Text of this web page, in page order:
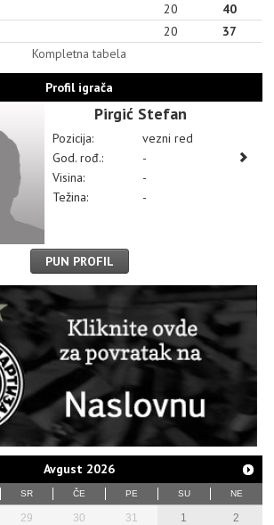
20
40
20
37
Kompletna tabela
Profil igrača
Pirgić Stefan
Pozicija:
vezni red
God. rođ.:
-
Visina:
-
Težina:
-
PUN PROFIL
Avgust 2026
SR ČE PE SU NE
29 30 31 1
2